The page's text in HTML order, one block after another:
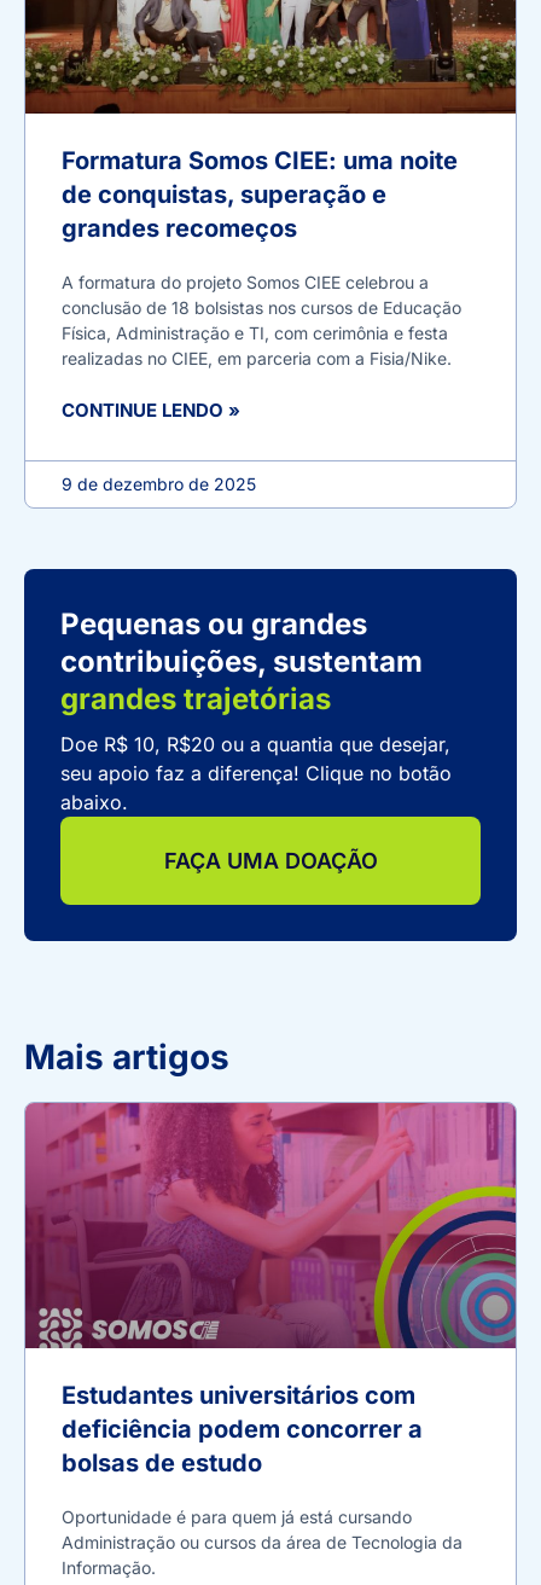
Formatura Somos CIEE: uma noite
de conquistas, superação e
grandes recomeços
A formatura do projeto Somos CIEE celebrou a
conclusão de 18 bolsistas nos cursos de Educação
Física, Administração e TI, com cerimônia e festa
realizadas no CIEE, em parceria com a Fisia/Nike.
CONTINUE LENDO »
9 de dezembro de 2025
Pequenas ou grandes
contribuições, sustentam
grandes trajetórias
Doe R$ 10, R$20 ou a quantia que desejar,
seu apoio faz a diferença! Clique no botão
abaixo.
FAÇA UMA DOAÇÃO
Mais artigos
Estudantes universitários com
deficiência podem concorrer a
bolsas de estudo
Oportunidade é para quem já está cursando
Administração ou cursos da área de Tecnologia da
Informação.